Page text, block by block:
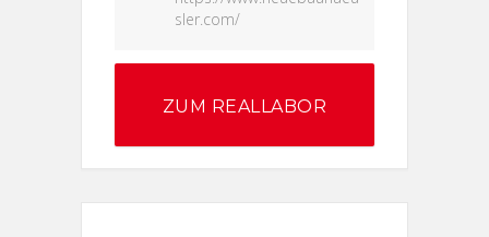
sler.com/
ZUM REALLABOR